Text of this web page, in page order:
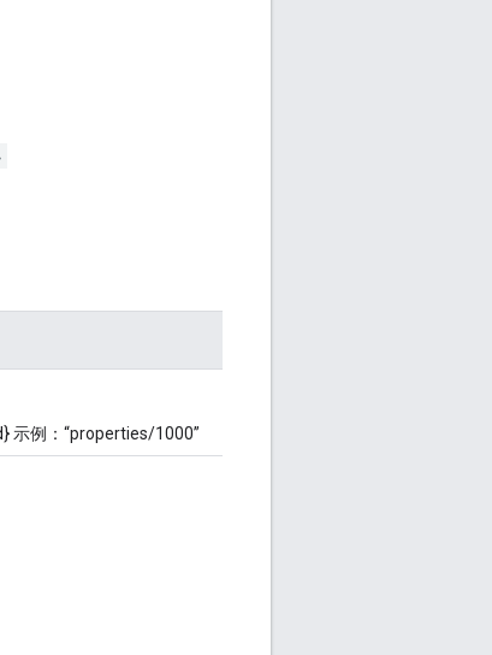
示例：“properties/1000”